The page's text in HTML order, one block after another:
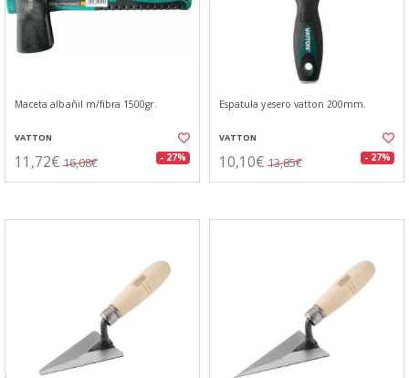
Maceta albañil m/fibra 1500gr.
VATTON
11,72€ 16,08€ - 27%
Espatula yesero vatton 200mm.
VATTON
10,10€ 13,85€ - 27%